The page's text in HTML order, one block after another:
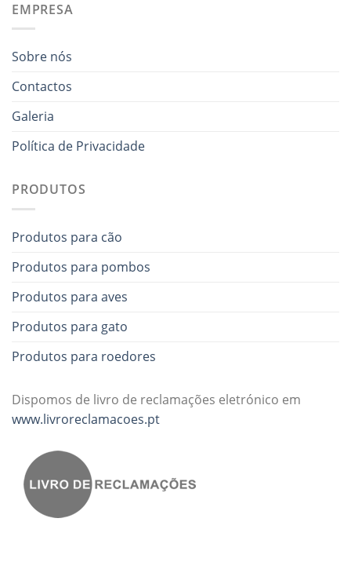
EMPRESA
Sobre nós
Contactos
Galeria
Política de Privacidade
PRODUTOS
Produtos para cão
Produtos para pombos
Produtos para aves
Produtos para gato
Produtos para roedores
Dispomos de livro de reclamações eletrónico em
www.livroreclamacoes.pt